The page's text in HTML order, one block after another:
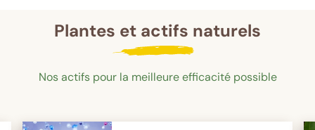
Plantes et actifs naturels
Nos actifs pour la meilleure efficacité possible